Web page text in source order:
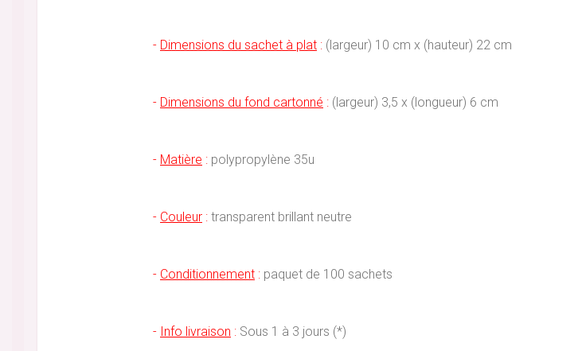
- Dimensions du sachet à plat : (largeur) 10 cm x (hauteur) 22 cm
- Dimensions du fond cartonné : (largeur) 3,5 x (longueur) 6 cm
- Matière : polypropylène 35u
- Couleur : transparent brillant neutre
- Conditionnement : paquet de 100 sachets
- Info livraison : Sous 1 à 3 jours (*)